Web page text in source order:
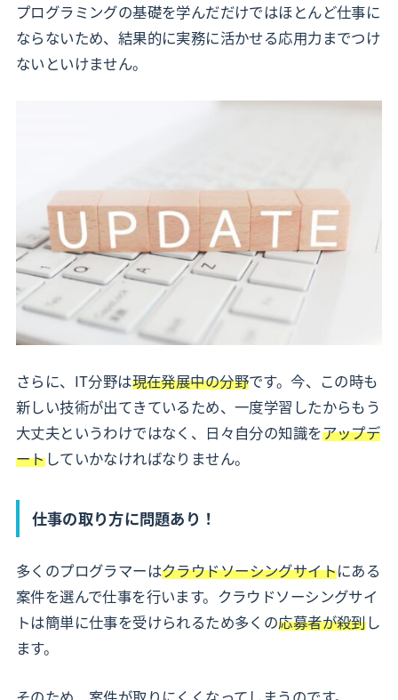
プログラミングの基礎を学んだだけではほとんど仕事に
ならないため、結果的に実務に活かせる応用力までつけ
ないといけません。
さらに、IT分野は現在発展中の分野です。今、この時も
新しい技術が出てきているため、一度学習したからもう
大丈夫というわけではなく、日々自分の知識をアップデ
ートしていかなければなりません。
仕事の取り方に問題あり！
多くのプログラマーはクラウドソーシングサイトにある
案件を選んで仕事を行います。クラウドソーシングサイ
トは簡単に仕事を受けられるため多くの応募者が殺到し
ます。